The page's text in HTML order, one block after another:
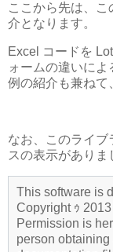
ここから先は、
介となります。
Excel コードを
ォームの違いに
例の紹介も兼ねて
なお、このライブ
スの表示がありま
This software is
Copyright ｩ
Permission is
person